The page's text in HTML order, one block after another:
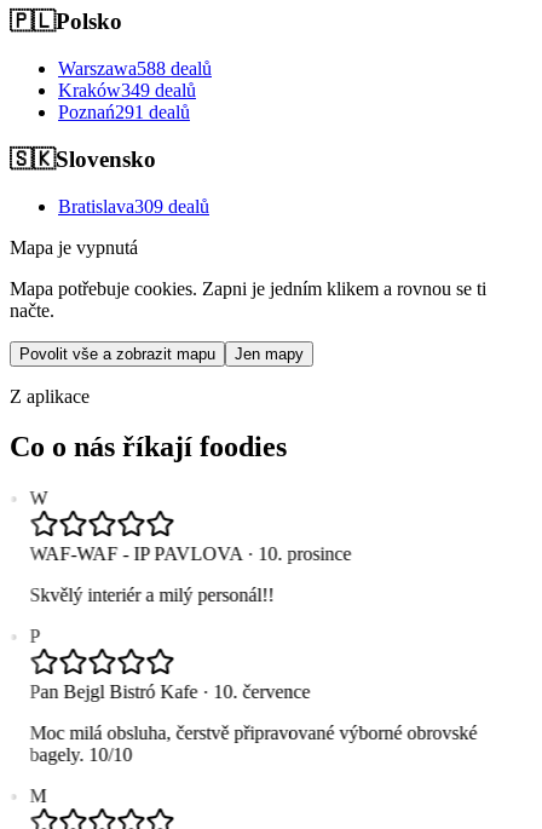
🇵🇱Polsko
Warszawa588 dealů
Kraków349 dealů
Poznań291 dealů
🇸🇰Slovensko
Bratislava309 dealů
Mapa je vypnutá
Mapa potřebuje cookies. Zapni je jedním klikem a rovnou se ti
načte.
Povolit vše a zobrazit mapu Jen mapy
Z aplikace
Co o nás říkají foodies
W
WAF-WAF - IP PAVLOVA· 10. prosince
Skvělý interiér a milý personál!!
Pan Bejgl Bistró Kafe· 10. července
Moc milá obsluha, čerstvě připravované výborné obrovské
bagely. 10/10
M